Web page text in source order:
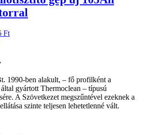
Ft
1990-ben alakult, – fő profilként a
gyártott Thermoclean – típusú
A Szövetkezet megszűntével ezeknek a
szinte teljesen lehetetlenné vált.